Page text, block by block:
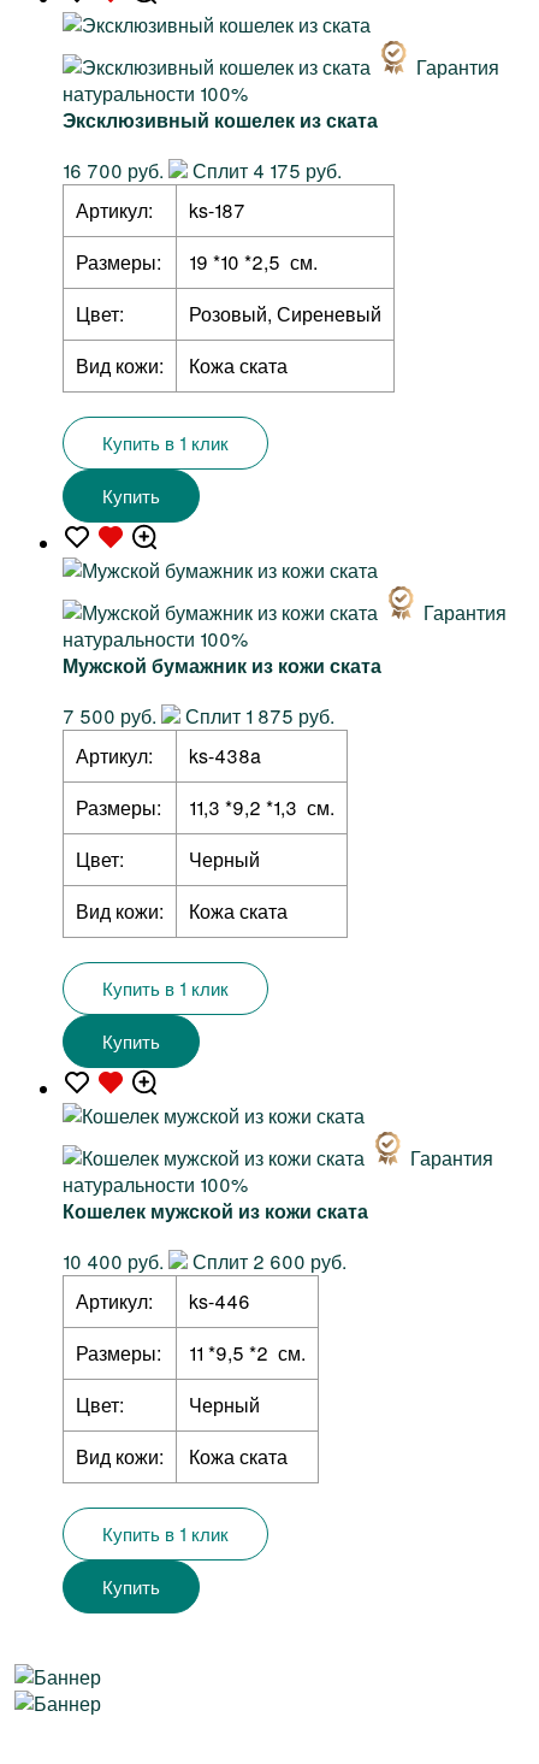
Гарантия
натуральности 100%
Эксклюзивный кошелек из ската
16 700 руб.
Сплит 4 175 руб.
Артикул:
ks-187
Размеры:
19 *10 *2,5 см.
Цвет:
Розовый, Сиреневый
Вид кожи:
Кожа ската
Купить в 1 клик
Купить
Гарантия
натуральности 100%
Мужской бумажник из кожи ската
7 500 руб.
Сплит 1 875 руб.
Артикул:
ks-438a
Размеры:
11,3 *9,2 *1,3 см.
Цвет:
Черный
Вид кожи:
Кожа ската
Купить в 1 клик
Купить
Гарантия
натуральности 100%
Кошелек мужской из кожи ската
10 400 руб.
Сплит 2 600 руб.
Артикул:
ks-446
Размеры:
11 *9,5 *2 см.
Цвет:
Черный
Вид кожи:
Кожа ската
Купить в 1 клик
Купить